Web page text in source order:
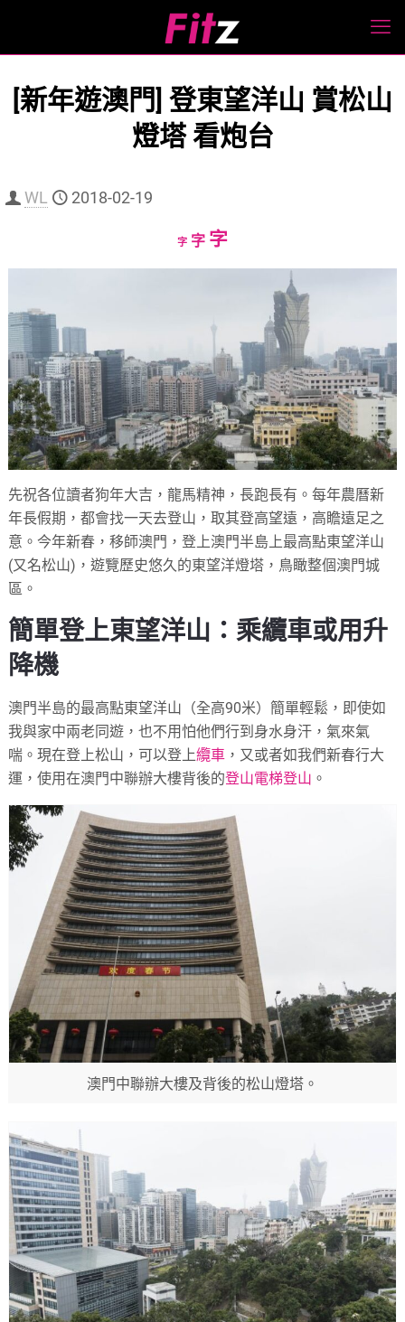
[新年遊澳門] 登東望洋山 賞松山
燈塔 看炮台
WL 2018-02-19
字Decrease
字Reset
字Increase
先祝各位讀者狗年大吉，龍馬精神，長跑長有。每年農曆新
年長假期，都會找一天去登山，取其登高望遠，高瞻遠足之
意。今年新春，移師澳門，登上澳門半島上最高點東望洋山
(又名松山)，遊覽歷史悠久的東望洋燈塔，鳥瞰整個澳門城
區。
簡單登上東望洋山：乘纜車或用升
降機
澳門半島的最高點東望洋山（全高90米）簡單輕鬆，即使如
我與家中兩老同遊，也不用怕他們行到身水身汗，氣來氣
喘。現在登上松山，可以登上纜車 ，又或者如我們新春行大
運，使用在澳門中聯辦大樓背後的登山電梯登山 。
澳門中聯辦大樓及背後的松山燈塔。